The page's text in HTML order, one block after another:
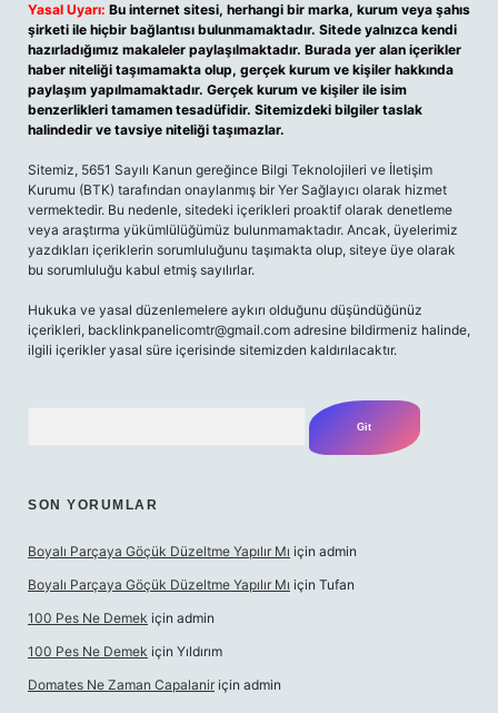
Yasal Uyarı: Bu internet sitesi, herhangi bir marka, kurum veya şahıs
şirketi ile hiçbir bağlantısı bulunmamaktadır. Sitede yalnızca kendi
hazırladığımız makaleler paylaşılmaktadır. Burada yer alan içerikler
haber niteliği taşımamakta olup, gerçek kurum ve kişiler hakkında
paylaşım yapılmamaktadır. Gerçek kurum ve kişiler ile isim
benzerlikleri tamamen tesadüfidir. Sitemizdeki bilgiler taslak
halindedir ve tavsiye niteliği taşımazlar.
Sitemiz, 5651 Sayılı Kanun gereğince Bilgi Teknolojileri ve İletişim
Kurumu (BTK) tarafından onaylanmış bir Yer Sağlayıcı olarak hizmet
vermektedir. Bu nedenle, sitedeki içerikleri proaktif olarak denetleme
veya araştırma yükümlülüğümüz bulunmamaktadır. Ancak, üyelerimiz
yazdıkları içeriklerin sorumluluğunu taşımakta olup, siteye üye olarak
bu sorumluluğu kabul etmiş sayılırlar.
Hukuka ve yasal düzenlemelere aykırı olduğunu düşündüğünüz
içerikleri, backlinkpanelicomtr@gmail.com adresine bildirmeniz halinde,
ilgili içerikler yasal süre içerisinde sitemizden kaldırılacaktır.
SON YORUMLAR
Boyalı Parçaya Göçük Düzeltme Yapılır Mı için admin
Boyalı Parçaya Göçük Düzeltme Yapılır Mı için Tufan
100 Pes Ne Demek için admin
100 Pes Ne Demek için Yıldırım
Domates Ne Zaman Capalanir için admin